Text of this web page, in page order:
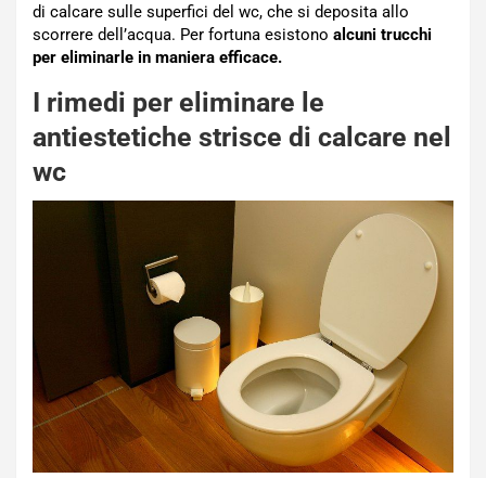
di calcare sulle superfici del wc, che si deposita allo
scorrere dell’acqua. Per fortuna esistono alcuni trucchi
per eliminarle in maniera efficace.
I rimedi per eliminare le
antiestetiche strisce di calcare nel
wc